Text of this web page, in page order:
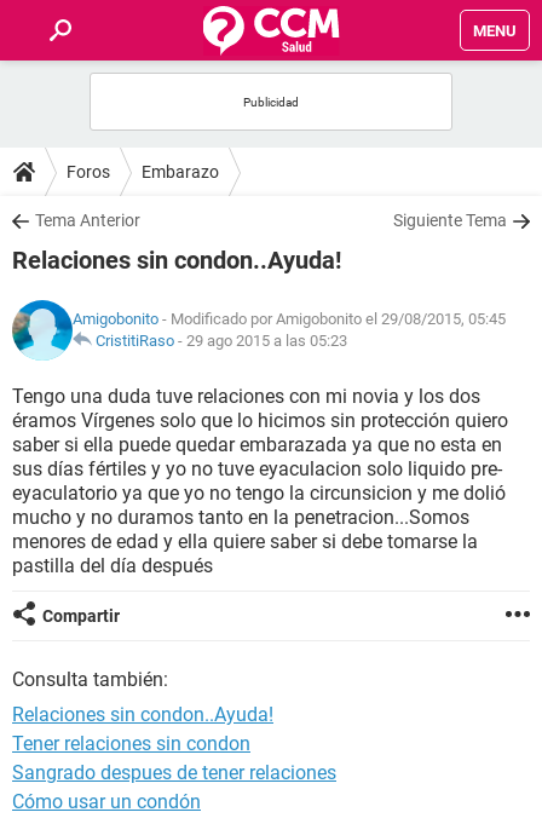
MENU
FOROS
SALUD
NUTRICIÓN
BIENESTAR
SEXUALIDAD
GLOSARIO
Foros Embarazo
Tema Anterior Siguiente Tema
Relaciones sin condon..Ayuda!
Amigobonito - Modificado por Amigobonito el 29/08/2015, 05:45
CristitiRaso - 29 ago 2015 a las 05:23
Tengo una duda tuve relaciones con mi novia y los dos
éramos Vírgenes solo que lo hicimos sin protección quiero
saber si ella puede quedar embarazada ya que no esta en
sus días fértiles y yo no tuve eyaculacion solo liquido pre-
eyaculatorio ya que yo no tengo la circunsicion y me dolió
mucho y no duramos tanto en la penetracion...Somos
menores de edad y ella quiere saber si debe tomarse la
pastilla del día después
Compartir
Consulta también:
Relaciones sin condon..Ayuda!
Tener relaciones sin condon
Sangrado despues de tener relaciones
Cómo usar un condón